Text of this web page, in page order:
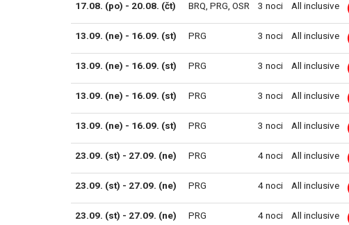
17.08. (po) - 20.08. (čt) BRQ, PRG, OSR 3 noci All inclusive
13.09. (ne) - 16.09. (st) PRG 3 noci All inclusive
13.09. (ne) - 16.09. (st) PRG 3 noci All inclusive
13.09. (ne) - 16.09. (st) PRG 3 noci All inclusive
13.09. (ne) - 16.09. (st) PRG 3 noci All inclusive
23.09. (st) - 27.09. (ne) PRG 4 noci All inclusive
23.09. (st) - 27.09. (ne) PRG 4 noci All inclusive
23.09. (st) - 27.09. (ne) PRG 4 noci All inclusive